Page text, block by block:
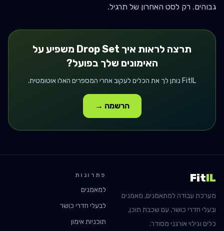
גבוהים. רק לסט האחרון של תרגיל.
תרצה לראות איך Drop Set משפיע על
האימונים שלך בפועל?
FitIL נותן לך את הכלים לעקוב אחרי המספרים האלו אוטומטית.
הרשמה →
FitIL
מערכת עבודה למתאמנים, מאמנים
ובעלי חדרי כושר, עם שכבת תוכן,
כלים וגילוי אורגני מסודר.
פתרונות
למאמנים
לבעלי חדרי כושר
תוכניות אימון